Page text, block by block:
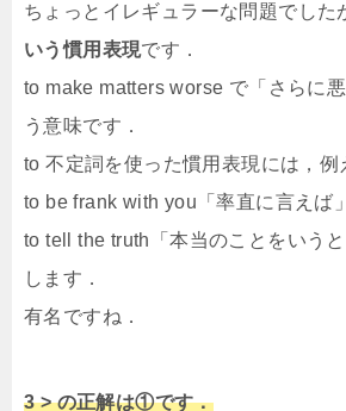
ちょっとイレギュラーな問題でした
いう慣用表現です．
to make matters worse で「さらに
う意味です．
to 不定詞を使った慣用表現には，例
to be frank with you「率直に言えば
to tell the truth「本当のことをいう
します．
有名ですね．
3 > の正解は①です．